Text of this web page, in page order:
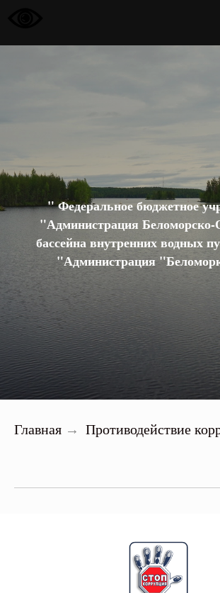
" Федеральное бюджетное
"Администрация Беломорско-
бассейна внутренних водных
"Администрация
Главная → Противодействие